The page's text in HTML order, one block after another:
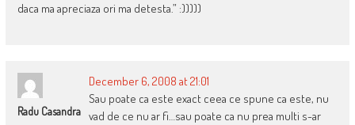
daca ma apreciaza ori ma detesta.” :)))))
Radu Casandra
December 6, 2008 at 21:01
Sau poate ca este exact ceea ce spune ca este, nu
vad de ce nu ar fi…sau poate ca nu prea multi s-ar